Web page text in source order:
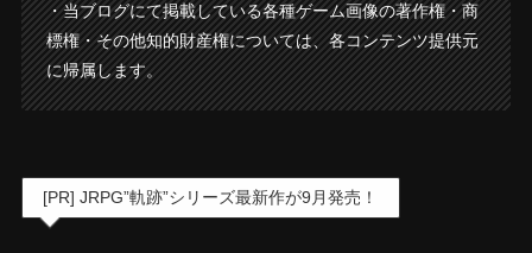
・当ブログにて掲載している各種ゲーム画像の著作権・商
標権・その他知的財産権については、各コンテンツ提供元
に帰属します。
[PR] JRPG”軌跡”シリーズ最新作が9月発売！